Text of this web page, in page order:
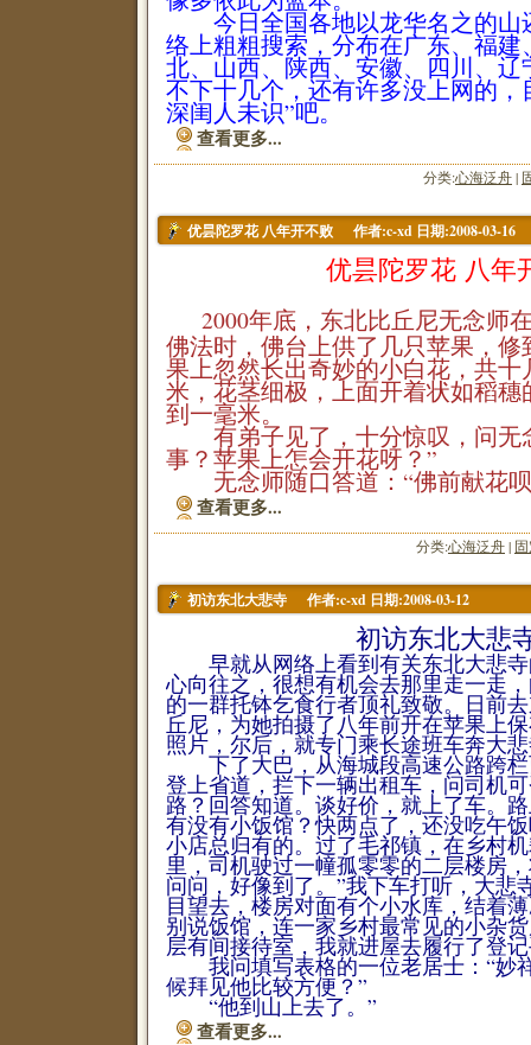
今日全国各地以龙华名之的山
络上粗粗搜索，分布在广东、福
北、山西、陕西、安徽、四川、
不下十几个，还有许多没上网的，
深闺人未识”吧。
查看更多...
分类:心海泛舟|
优昙陀罗花 八年开不败 作者:c-xd 日期:2008-03-16
优昙陀罗花 八年
2000年底，东北比丘尼无念师
佛法时，佛台上供了几只苹果，
果上忽然长出奇妙的小白花，共十
米，花茎细极，上面开着状如稻
到一毫米。
有弟子见了，十分惊叹，问无
事？苹果上怎会开花呀？”
无念师随口答道：“佛前献花
查看更多...
分类:心海泛舟|
初访东北大悲寺 作者:c-xd 日期:2008-03-12
初访东北大悲
早就从网络上看到有关东北大悲寺
心向往之，很想有机会去那里走一走
的一群托钵乞食行者顶礼致敬。日前
丘尼，为她拍摄了八年前开在苹果上
照片，尔后，就专门乘长途班车奔大
下了大巴，从海城段高速公路跨栏
登上省道，拦下一辆出租车，问司机
路？回答知道。谈好价，就上了车。
有没有小饭馆？快两点了，还没吃午
小店总归有的。过了毛祁镇，在乡村
里，司机驶过一幢孤零零的二层楼房
问问，好像到了。”我下车打听，大悲
目望去，楼房对面有个小水库，结着
别说饭馆，连一家乡村最常见的小杂
层有间接待室，我就进屋去履行了登
我问填写表格的一位老居士：“妙
候拜见他比较方便？”
“他到山上去了。”
查看更多...